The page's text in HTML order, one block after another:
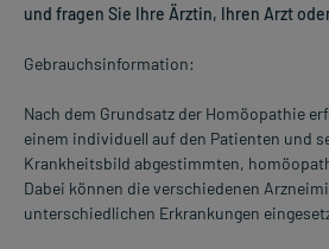
und fragen Sie Ihre Ärztin, Ihren Arzt
Gebrauchsinformation:
Nach dem Grundsatz der Homöopathie
einem individuell auf den Patienten und
Krankheitsbild abgestimmten,
Dabei können die verschiedenen
unterschiedlichen Erkrankungen